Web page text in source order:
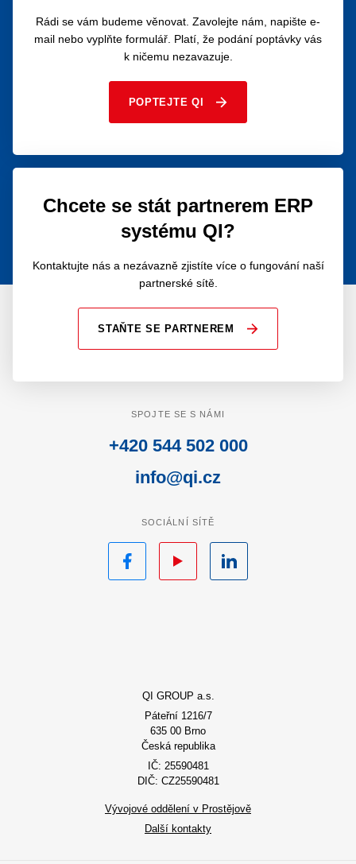
Rádi se vám budeme věnovat. Zavolejte nám, napište e-
mail nebo vyplňte formulář. Platí, že podání poptávky vás
k ničemu nezavazuje.
POPTEJTE QI
Chcete se stát partnerem ERP
systému QI?
Kontaktujte nás a nezávazně zjistíte více o fungování naší
partnerské sítě.
STAŇTE SE PARTNEREM
QI GROUP a.s.
Páteřní 1216/7
635 00 Brno
Česká republika
IČ: 25590481
DIČ: CZ25590481
Vývojové oddělení v Prostějově
Další kontakty
SPOJTE SE S NÁMI
+420 544 502 000
info@qi.cz
SOCIÁLNÍ SÍTĚ
Facebook